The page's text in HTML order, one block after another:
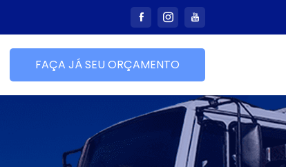
FAÇA JÁ SEU ORÇAMENTO